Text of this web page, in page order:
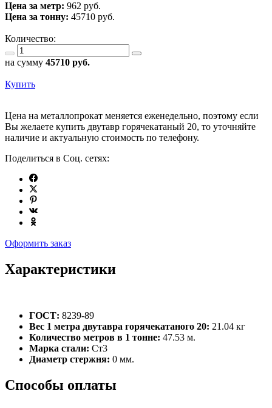
Цена за метр: 962 руб.
Цена за тонну: 45710 руб.
Количество:
на сумму 45710 руб.
Купить
Цена на металлопрокат меняется еженедельно, поэтому если
Вы желаете купить двутавр горячекатаный 20, то уточняйте
наличие и актуальную стоимость по телефону.
Поделиться в Соц. сетях:
Оформить заказ
Характеристики
ГОСТ: 8239-89
Вес 1 метра двутавра горячекатаного 20: 21.04 кг
Количество метров в 1 тонне: 47.53 м.
Марка стали: Ст3
Диаметр стержня: 0 мм.
Способы оплаты